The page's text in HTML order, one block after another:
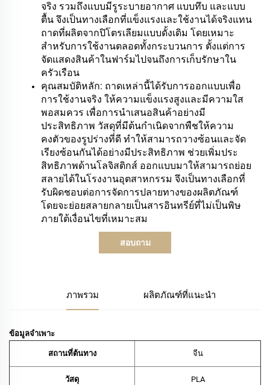
จริง รวมถึงแบบมีรูระบายอากาศ แบบทึบ และแบบ
ตื้น จึงเป็นทางเลือกที่แข็งแรงและใช้งานได้จริงแทน
ถาดที่ผลิตจากปิโตรเลียมแบบดั้งเดิม โดยเหมาะ
สำหรับการใช้งานตลอดทั้งกระบวนการ ตั้งแต่การ
จัดแสดงสินค้าในฟาร์มไปจนถึงการเก็บรักษาใน
ครัวเรือน
คุณสมบัติหลัก: ถาดเหล่านี้ได้รับการออกแบบเพื่อ
การใช้งานจริง ให้ความแข็งแรงสูงและมีความใส
พอสมควร เพื่อการนำเสนอสินค้าอย่างมี
ประสิทธิภาพ วัสดุที่มีต้นกำเนิดจากพืชให้ความ
คงตัวของรูปร่างที่ดี ทำให้สามารถวางซ้อนและจัด
เรียงซ้อนกันได้อย่างมีประสิทธิภาพ ช่วยเพิ่มประ
สิทธิภาพด้านโลจิสติกส์ ออกแบบมาให้สามารถย่อย
สลายได้ในโรงงานอุตสาหกรรม จึงเป็นทางเลือกที่
รับผิดชอบต่อการจัดการปลายทางของผลิตภัณฑ์
โดยจะย่อยสลายกลายเป็นสารอินทรีย์ที่ไม่เป็นพิษ
ภายใต้เงื่อนไขที่เหมาะสม
สอบถาม
ภาพรวม ผลิตภัณฑ์ที่แนะนำ
ข้อมูลจำเพาะ
สถานที่ต้นทาง จีน
วัสดุ PLA